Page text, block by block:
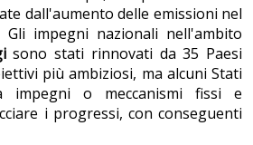
dall'aumento delle emissioni nel
impegni nazionali nell'ambito
sono stati rinnovati da 35 Paesi
più ambiziosi, ma alcuni Stati
impegni o meccanismi fissi e
i progressi, con conseguenti